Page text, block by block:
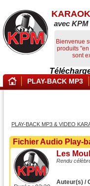
PLAY-BACK MP3 & VIDEO
Fichier Audio Play-
Les
Rendu
Auteur(s) /
avec
Bienvenue
produits
sont
PLAY-BACK MP3